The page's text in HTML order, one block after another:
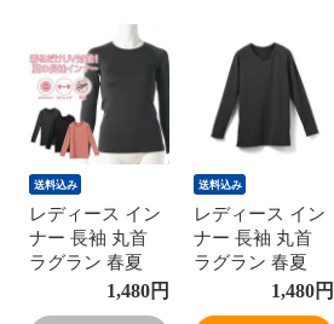
送料込み
レディース イン
ナー 長袖 丸首
ラグラン 春夏
UVカット 通気性
アウトドア アン
1,480円
送料込み
レディース イン
ナー 長袖 丸首
ラグラン 春夏
UVカット 通気性
アウトドア アン
1,480円